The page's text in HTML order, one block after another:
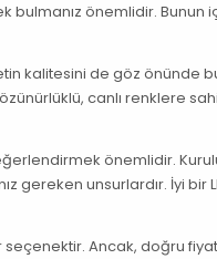
önemlidir. Bunun
kalitesini de göz önünde
canlı renklere
önemlidir.
gereken unsurlardır. İyi bir
seçenektir. Ancak, doğru